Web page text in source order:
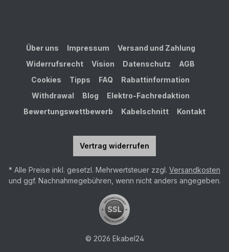
Über uns Impressum
Versand und Zahlung
Widerrufsrecht
Vision Datenschutz
AGB
Cookies
Tipps FAQ
Rabattinformation
Withdrawal
Blog
Elektro-Fachredaktion
Bewertungswettbewerb
Kabelschnitt Kontakt
Vertrag widerrufen
* Alle Preise inkl. gesetzl. Mehrwertsteuer zzgl. Versandkosten
und ggf. Nachnahmegebühren, wenn nicht anders angegeben.
© 2026 Ekabel24